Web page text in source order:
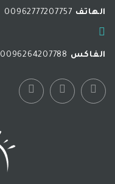
الهاتف 00962777207757
الفاكس 0096264207788